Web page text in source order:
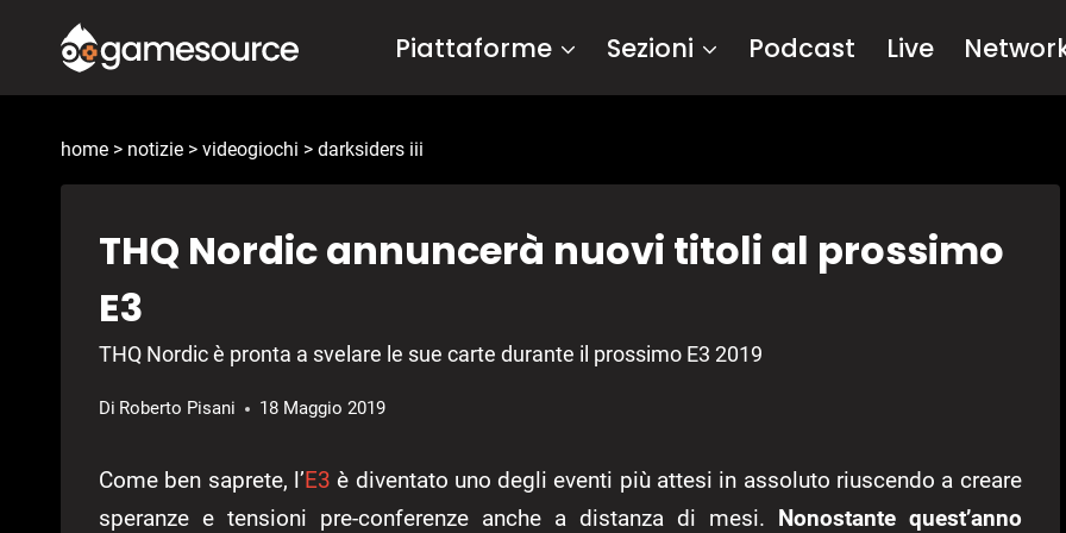
contenuto
Piattaforme Sezioni Podcast Live
home > notizie > videogiochi > darksiders iii
THQ Nordic annuncerà nuovi titoli al prossimo
E3
THQ Nordic è pronta a svelare le sue carte durante il prossimo E3 2019
Di Roberto Pisani 18 Maggio 2019
Come ben saprete, l’E3 è diventato uno degli eventi più attesi in assoluto riuscendo a creare
speranze e tensioni pre-conferenze anche a distanza di mesi. Nonostante quest’anno